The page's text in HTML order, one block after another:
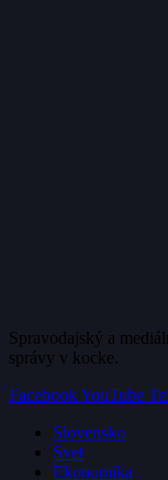
Spravodajský a
správy v kocke.
FacebookYouTube
Slovensko
Svet
Ekonomika